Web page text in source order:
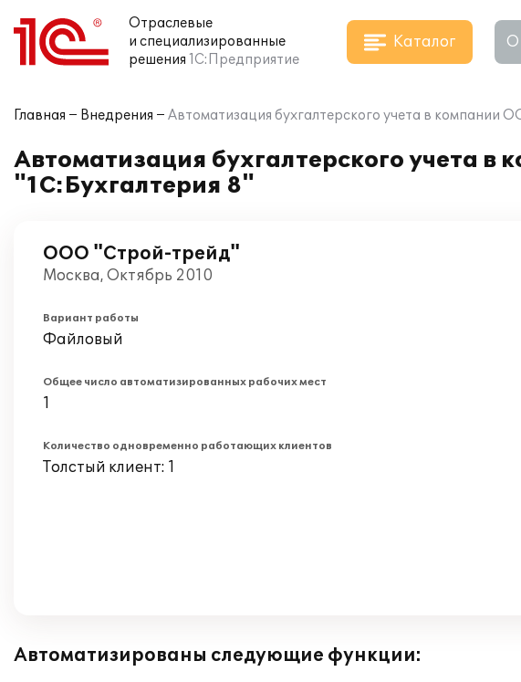
Отраслевые
и специализированные
решения 1С:Предприятие
Каталог О
Главная Внедрения Автоматизация бухгалтерского учета в
Автоматизация бухгалтерского учета
"1С:Бухгалтерия 8"
ООО "Строй-трейд"
Москва, Октябрь 2010
Вариант работы
Файловый
Общее число автоматизированных рабочих мест
1
Количество одновременно работающих клиентов
Толстый клиент: 1
Автоматизированы следующие функции: